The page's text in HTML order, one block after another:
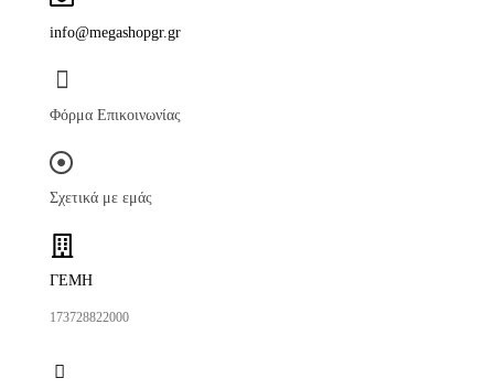
info@megashopgr.gr
Φόρμα Επικοινωνίας
Σχετικά με εμάς
ΓΕΜΗ
173728822000